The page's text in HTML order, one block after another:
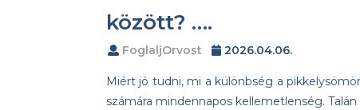
között? ….
FoglaljOrvost 2026.04.06.
Miért jó tudni, mi a különbség a
számára mindennapos kellemetlenség.